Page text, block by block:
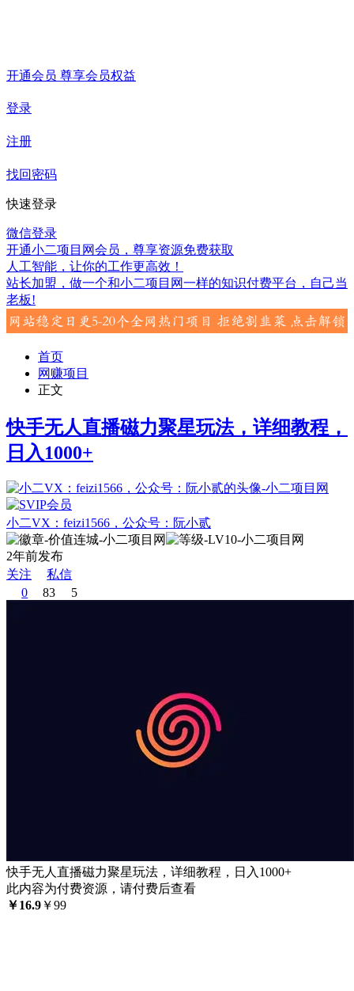
开通会员 尊享会员权益
登录
注册
找回密码
快速登录
微信登录
开通小二项目网会员，尊享资源免费获取
人工智能，让你的工作更高效！
站长加盟，做一个和小二项目网一样的知识付费平台，自己当
老板!
首页
网赚项目
正文
快手无人直播磁力聚星玩法，详细教程，
日入1000+
小二VX：feizi1566，公众号：阮小贰
2年前发布
关注
私信
0
83 5
快手无人直播磁力聚星玩法，详细教程，日入1000+
此内容为付费资源，请付费后查看
￥16.9 ￥99